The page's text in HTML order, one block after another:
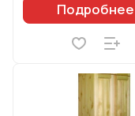
Подробнее